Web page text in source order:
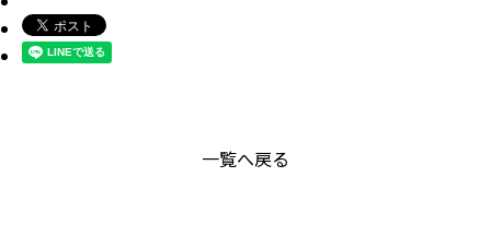
一覧へ戻る